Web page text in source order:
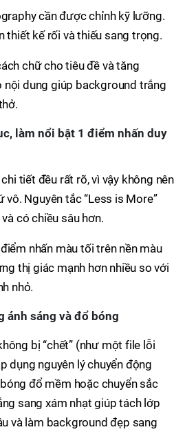
cần được chỉnh kỹ lưỡng.
thiết kế rối và thiếu sang trọng.
chữ cho tiêu đề và tăng
nội dung giúp background trắng
làm nổi bật 1 điểm nhấn duy
tiết đều rất rõ, vì vậy không nên
vô. Nguyên tắc “Less is More”
có chiều sâu hơn.
nhấn màu tối trên nền màu
thị giác mạnh hơn nhiều so với
nhỏ.
ánh sáng và đổ bóng
bị “chết” (như một file lỗi
dụng nguyên lý chuyển động
đổ mềm hoặc chuyển sắc
sang xám nhạt giúp tách lớp
và làm background đẹp sang